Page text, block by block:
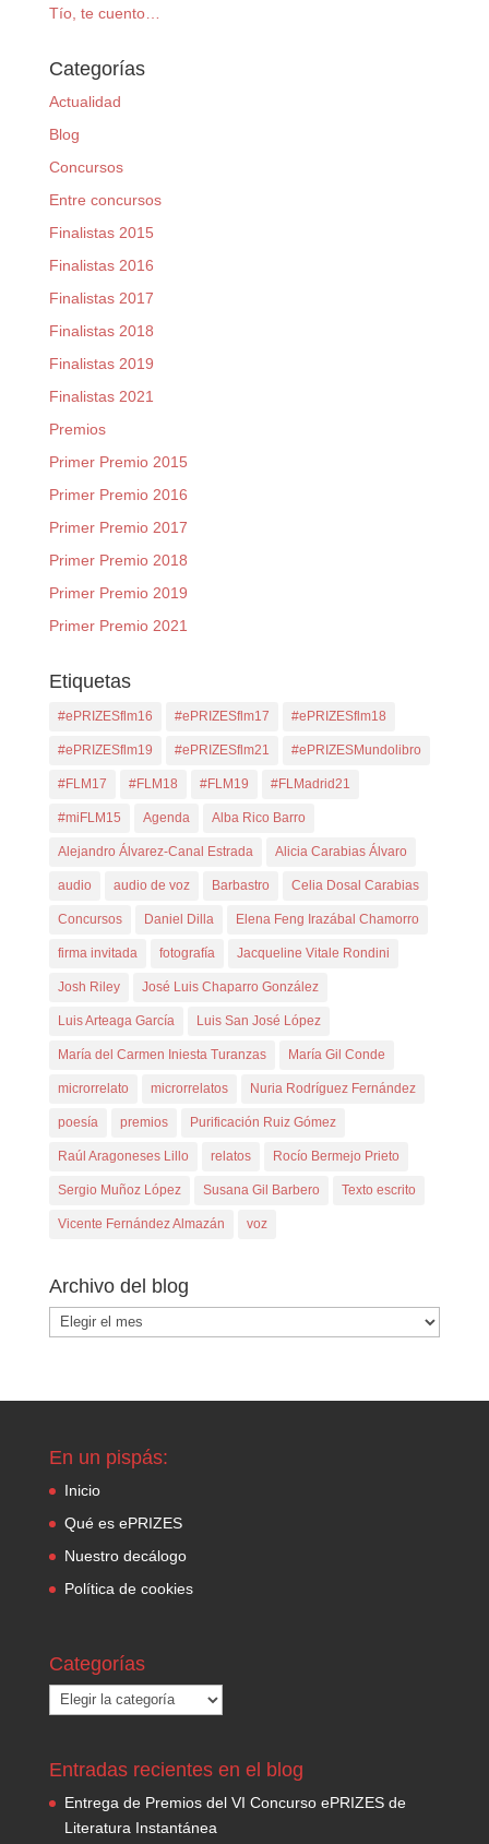
Tío, te cuento…
Categorías
Actualidad
Blog
Concursos
Entre concursos
Finalistas 2015
Finalistas 2016
Finalistas 2017
Finalistas 2018
Finalistas 2019
Finalistas 2021
Premios
Primer Premio 2015
Primer Premio 2016
Primer Premio 2017
Primer Premio 2018
Primer Premio 2019
Primer Premio 2021
Etiquetas
#ePRIZESflm16 #ePRIZESflm17 #ePRIZESflm18
#ePRIZESflm19 #ePRIZESflm21 #ePRIZESMundolibro
#FLM17 #FLM18 #FLM19 #FLMadrid21
#miFLM15 Agenda Alba Rico Barro
Alejandro Álvarez-Canal Estrada Alicia Carabias Álvaro
audio audio de voz Barbastro Celia Dosal Carabias
Concursos Daniel Dilla Elena Feng Irazábal Chamorro
firma invitada fotografía Jacqueline Vitale Rondini
Josh Riley José Luis Chaparro González
Luis Arteaga García Luis San José López
María del Carmen Iniesta Turanzas María Gil Conde
microrrelato microrrelatos Nuria Rodríguez Fernández
poesía premios Purificación Ruiz Gómez
Raúl Aragoneses Lillo relatos Rocío Bermejo Prieto
Sergio Muñoz López Susana Gil Barbero Texto escrito
Vicente Fernández Almazán voz
Archivo del blog
Archivo
del
En un pispás:
Inicio
Qué es ePRIZES
Nuestro decálogo
Política de cookies
Categorías
Categorías
Entradas recientes en el blog
Entrega de Premios del VI Concurso ePRIZES de
Literatura Instantánea